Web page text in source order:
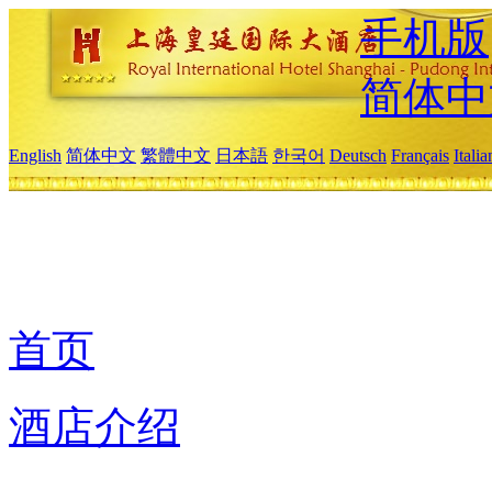
手机版
简体
English 简体中文 繁體中文 日本語 한국어 Deutsch Français
首页
酒店介绍